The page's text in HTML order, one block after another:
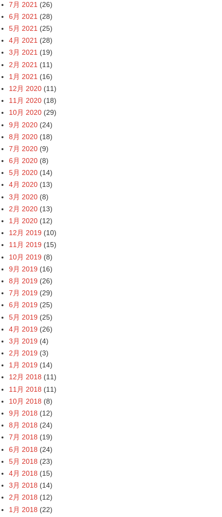
7月 2021 (26)
6月 2021 (28)
5月 2021 (25)
4月 2021 (28)
3月 2021 (19)
2月 2021 (11)
1月 2021 (16)
12月 2020 (11)
11月 2020 (18)
10月 2020 (29)
9月 2020 (24)
8月 2020 (18)
7月 2020 (9)
6月 2020 (8)
5月 2020 (14)
4月 2020 (13)
3月 2020 (8)
2月 2020 (13)
1月 2020 (12)
12月 2019 (10)
11月 2019 (15)
10月 2019 (8)
9月 2019 (16)
8月 2019 (26)
7月 2019 (29)
6月 2019 (25)
5月 2019 (25)
4月 2019 (26)
3月 2019 (4)
2月 2019 (3)
1月 2019 (14)
12月 2018 (11)
11月 2018 (11)
10月 2018 (8)
9月 2018 (12)
8月 2018 (24)
7月 2018 (19)
6月 2018 (24)
5月 2018 (23)
4月 2018 (15)
3月 2018 (14)
2月 2018 (12)
1月 2018 (22)